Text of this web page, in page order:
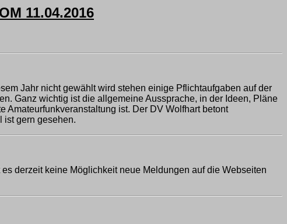
11.04.2016
Jahr nicht gewählt wird stehen einige Pflichtaufgaben auf der
Ganz wichtig ist die allgemeine Aussprache, in der Ideen, Pläne
ist. Der DV Wolfhart betont
ist gern gesehen.
derzeit keine Möglichkeit neue Meldungen auf die Webseiten